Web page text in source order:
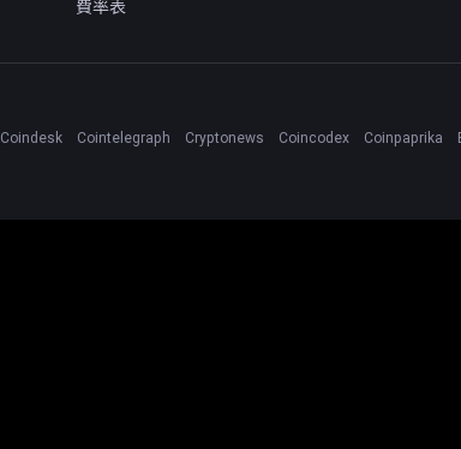
費率表
Coindesk Cointelegraph Cryptonews Coincodex Coinpaprika